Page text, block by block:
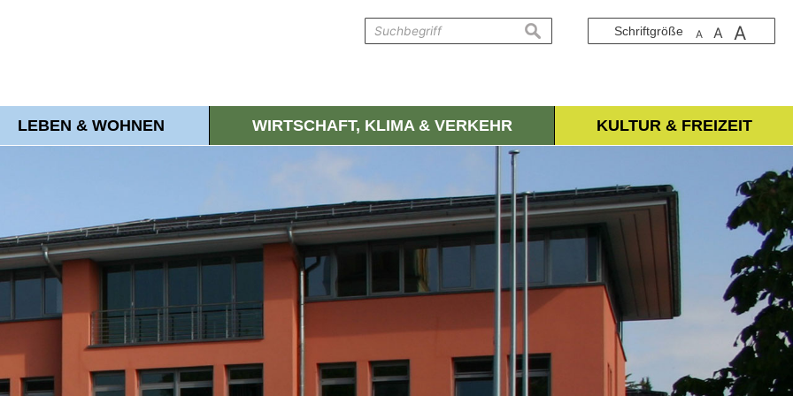
Schriftgröße A A A
suchen
LEBEN & WOHNEN WIRTSCHAFT, KLIMA & VERKEHR KULTUR & FREIZEIT